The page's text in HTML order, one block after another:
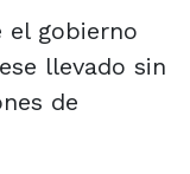
el gobierno
llevado sin
de